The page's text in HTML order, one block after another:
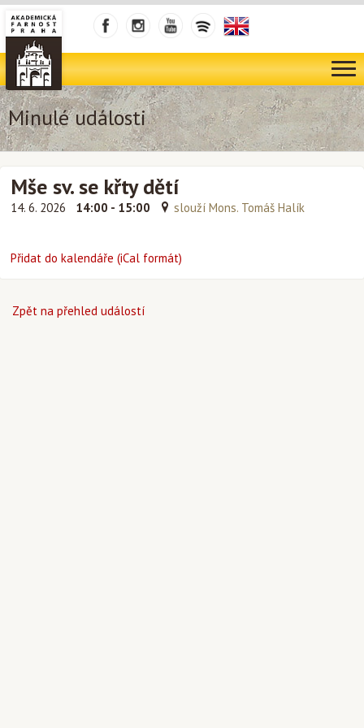
Minulé události
Mše sv. se křty dětí
14. 6. 2026 14:00 - 15:00 slouží Mons. Tomáš Halík
Přidat do kalendáře (iCal formát)
Zpět na přehled událostí